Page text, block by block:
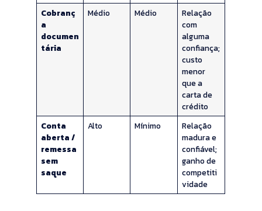
Cobranç
a
documen
tária
Médio Médio
Relação
com
alguma
confiança;
custo
menor
que a
carta de
crédito
Conta
aberta /
remessa
sem
saque
Alto Mínimo
Relação
madura e
confiável;
ganho de
competiti
vidade